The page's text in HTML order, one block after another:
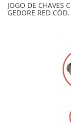
JOGO DE CHAVES
GEDORE RED